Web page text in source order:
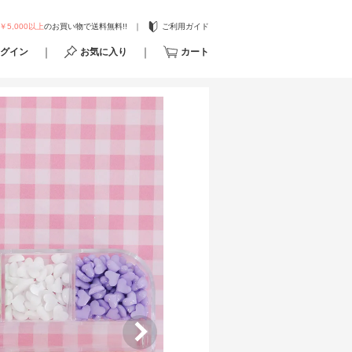
￥5,000以上のお買い物で送料無料!! ご利用ガイド
イン お気に入り カート